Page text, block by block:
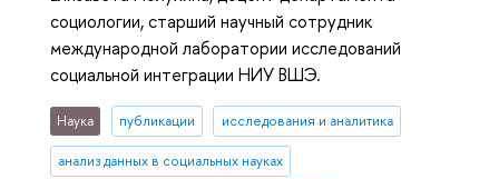
социологии, старший научный сотрудник
международной лаборатории исследований
социальной интеграции НИУ ВШЭ.
Наука публикации исследования и аналитика
анализ данных в социальных науках